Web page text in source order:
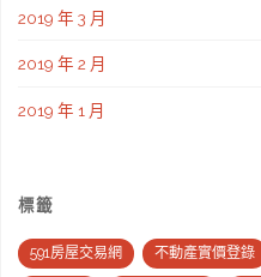
2019 年 3 月
2019 年 2 月
2019 年 1 月
標籤
591房屋交易網 不動產實價登錄